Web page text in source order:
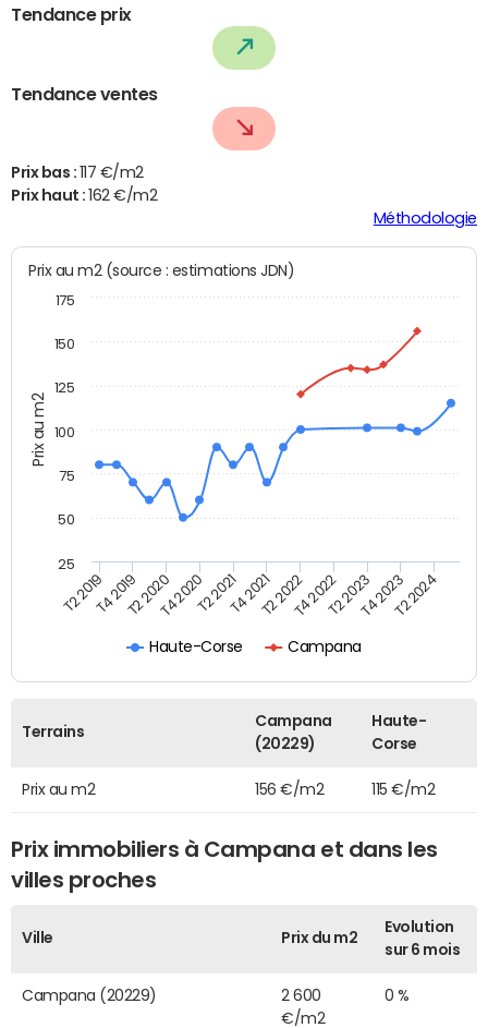
Tendance prix
Tendance ventes
Prix bas :
117 €/m2
Prix haut : 162 €/m2
Méthodologie
Prix au m2
Prix au m2 (source : estimations JDN)
Haute-Corse Campana
T2 2019T4 2019T2 2020T4 2020T2 2021T4 2021T2 2022T4 2022T2 2023T4 2023T2 2024
25
50
75
100
125
150
175
Terrains
Campana
(20229)
Haute-
Corse
Prix au m2 156 €/m2 115 €/m2
Prix immobiliers à Campana et dans les
villes proches
Ville Prix du m2
Evolution
sur 6 mois
Campana (20229)
2 600
€/m2
0 %